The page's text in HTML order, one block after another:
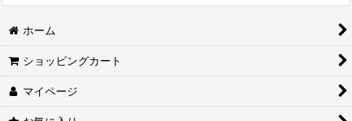
ホーム
ショッピングカート
マイページ